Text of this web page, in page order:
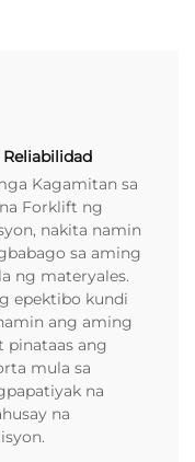
Kagamitan sa
Forklift ng
nakita namin
sa aming
ng materyales.
epektibo kundi
ang aming
pinataas ang
mula sa
na
na